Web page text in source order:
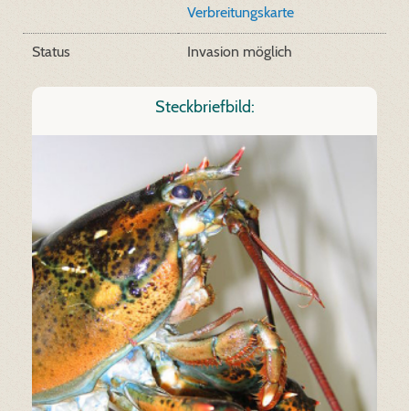
Verbreitungskarte
Status Invasion möglich
Steckbriefbild: